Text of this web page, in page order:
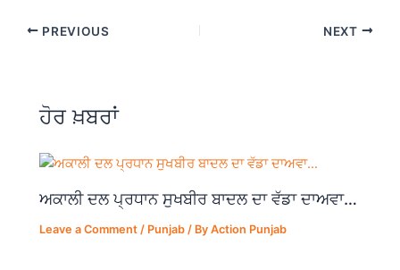
c
e
o
o
k
at
s
p
p
ar
e
PREVIOUS NEXT
ਹੋਰ ਖ਼ਬਰਾਂ
ਅਕਾਲੀ ਦਲ ਪ੍ਰਧਾਨ ਸੁਖਬੀਰ ਬਾਦਲ ਦਾ ਵੱਡਾ ਦਾਅਵਾ…
Leave a Comment / Punjab / ByAction Punjab